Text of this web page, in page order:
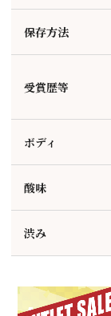
保存方法
受賞歴等
ボディ
酸味
渋み